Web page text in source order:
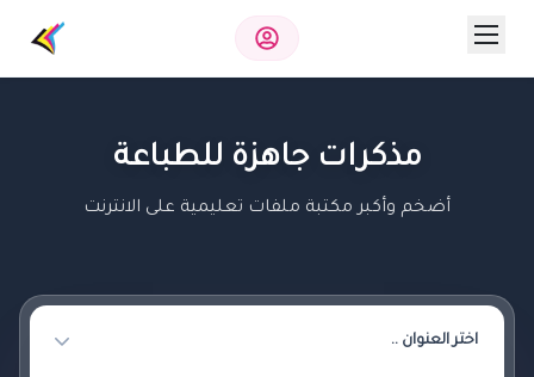
مذكرات جاهزة للطباعة
أضخم وأكبر مكتبة ملفات تعليمية على الانترنت